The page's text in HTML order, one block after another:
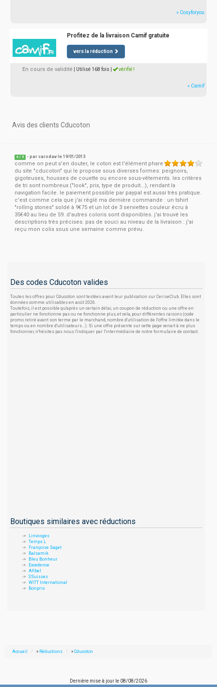
» Cosyforyou
Profitez de la livraison Camif gratuite
vers la réduction
En cours de validité | Utilisé 168 fois vérifié !
» Camif
Avis des clients Cducoton
4 / 5 - parcarodav le 19/01/2013
comme on peut s'en douter, le coton est l'élément phare
du site "cducoton" qui le propose sous diverses formes: peignoirs,
gigoteuses, housses de couette ou encore sous-vêtements. les critères
de tri sont nombreux ("look", prix, type de produit...), rendant la
navigation facile. le paiement possible par paypal est aussi très pratique.
c'est comme cela que j'ai réglé ma dernière commande : un tshirt
"rolling stones" soldé à 9€75 et un lot de 3 serviettes couleur écru à
35€40 au lieu de 59. d'autres coloris sont disponibles. j'ai trouvé les
descriptions très précises. pas de souci au niveau de la livraison : j'ai
reçu mon colis sous une semaine comme prévu.
Des codes Cducoton valides
Toutes les offres pour Cducoton sont testées avant leur publication sur CeriseClub. Elles sont
données comme utilisables en août 2026.
Toutefois, il est possible qu'après un certain délai, un coupon de réduction ou une offre en
particulier ne fonctionne pas ou ne fonctionne plus, et cela, pour différentes raisons (code
promo retiré avant son terme par le marchand, nombre d'utilisation de l'offre limitée dans le
temps ou en nombre d'utilisateurs...). Si une offre présente sur cette page venait à ne plus
fonctionner, n'hésitez pas nous l'indiquer par l'intermédiaire de notre formulaire de contact.
Boutiques similaires avec réductions
Linvosges
Temps L
Françoise Saget
Balsamik
Bleu Bonheur
Excedence
Afibel
3Suisses
WITT International
Bonprix
Accueil » Réductions » Cducoton
Dernière mise à jour le 08/08/2026